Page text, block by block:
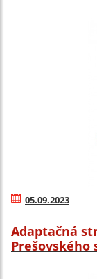
05.09.2023
Adaptačná
Prešovského